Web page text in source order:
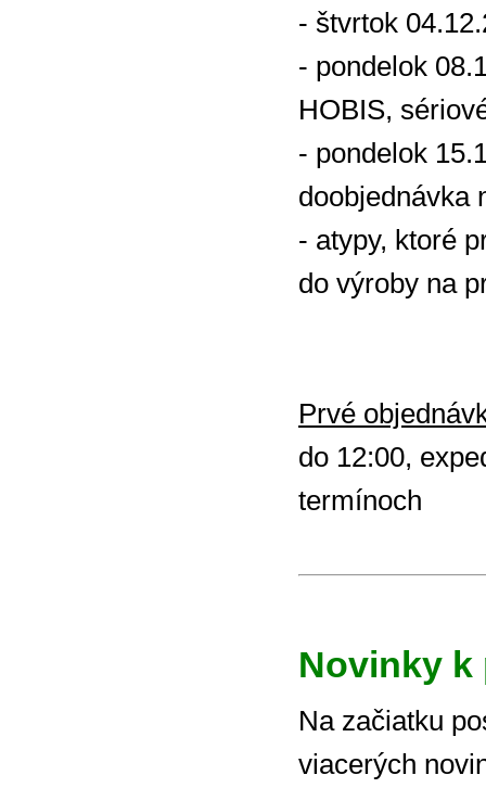
- štvrtok
- pondelok
HOBIS,
- pondelok
doobjednávka
- atypy, ktoré
do výroby na
Prvé
do 12:00,
termínoch
Novinky k
Na začiatku
viacerých